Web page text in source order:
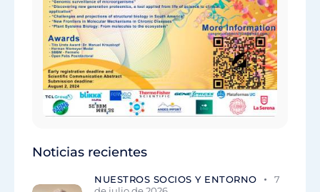
Noticias recientes
NUESTROS SOCIOS Y ENTORNO
7